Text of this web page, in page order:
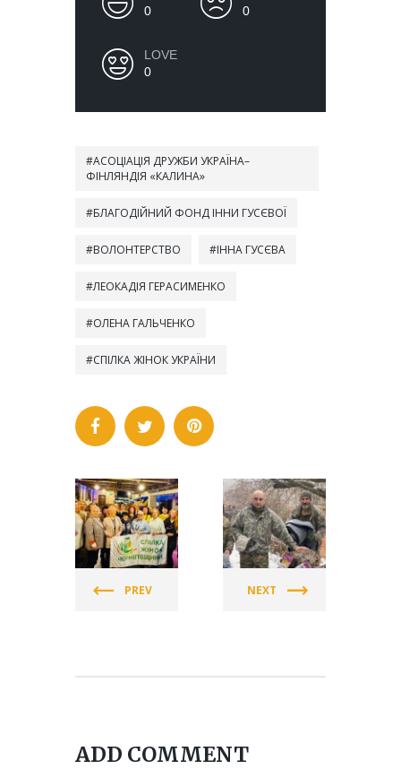
0
0
0
LOVE
АСОЦІАЦІЯ ДРУЖБИ УКРАЇНА–
ФІНЛЯНДІЯ «КАЛИНА»
БЛАГОДІЙНИЙ ФОНД ІННИ ГУСЄВОЇ
ВОЛОНТЕРСТВО ІННА ГУСЄВА
ЛЕОКАДІЯ ГЕРАСИМЕНКО
ОЛЕНА ГАЛЬЧЕНКО
СПІЛКА ЖІНОК УКРАЇНИ
СПІЛКА
ЖІНОК
УКРАЇНИ
PREV
СПІЛКА
ЖІНОК
УКРАЇНИ
NEXT
ADD COMMENT